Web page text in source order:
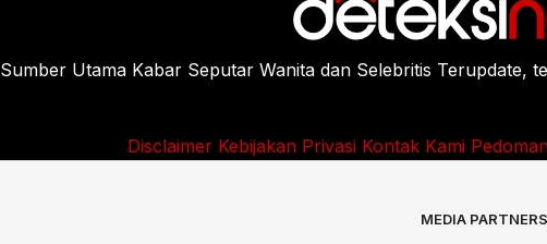
Sumber Utama Kabar Seputar Wanita dan Selebritis Terupdate,
Disclaimer Kebijakan Privasi Kontak Kami
MEDIA PARTNERS